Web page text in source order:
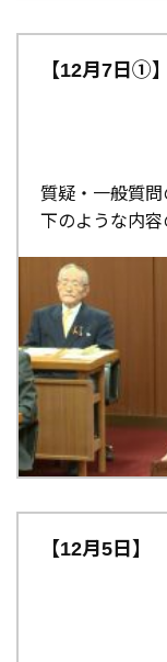
【12月7日①】
質疑・一般質
下のような内
【12月5日】